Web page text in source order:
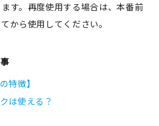
す。再度使用する場合は、本番前
から使用してください。
特徴】
は使える？